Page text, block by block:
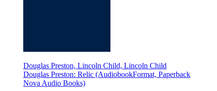
Douglas Preston, Lincoln Child, Lincoln Child
Douglas Preston: Relic (AudiobookFormat, Paperback
Nova Audio Books)